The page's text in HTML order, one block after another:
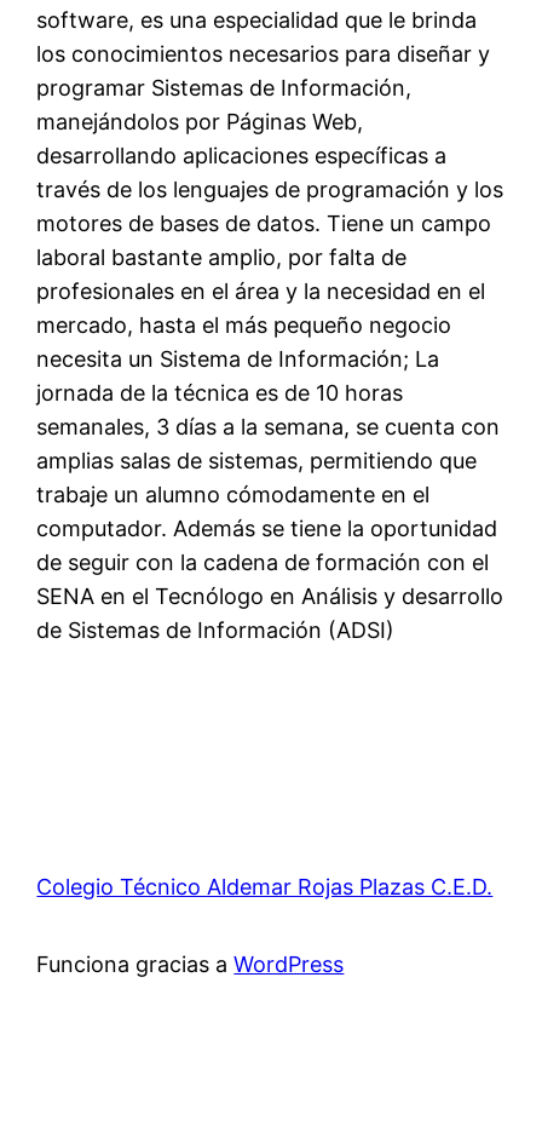
software, es una especialidad que le brinda
los conocimientos necesarios para diseñar y
programar Sistemas de Información,
manejándolos por Páginas Web,
desarrollando aplicaciones específicas a
través de los lenguajes de programación y los
motores de bases de datos. Tiene un campo
laboral bastante amplio, por falta de
profesionales en el área y la necesidad en el
mercado, hasta el más pequeño negocio
necesita un Sistema de Información; La
jornada de la técnica es de 10 horas
semanales, 3 días a la semana, se cuenta con
amplias salas de sistemas, permitiendo que
trabaje un alumno cómodamente en el
computador. Además se tiene la oportunidad
de seguir con la cadena de formación con el
SENA en el Tecnólogo en Análisis y desarrollo
de Sistemas de Información (ADSI)
Colegio Técnico Aldemar Rojas Plazas C.E.D.
Funciona gracias aWordPress